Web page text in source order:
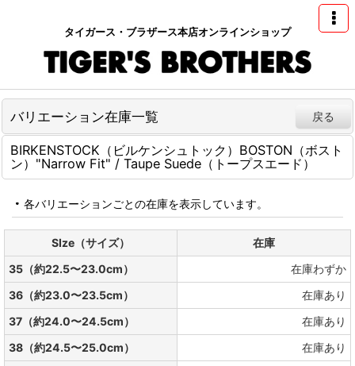
タイガース・ブラザース本店オンラインショップ
バリエーション在庫一覧 戻る
BIRKENSTOCK（ビルケンシュトック）BOSTON（ボスト
ン）"Narrow Fit" / Taupe Suede（トープスエード）
各バリエーションごとの在庫を表示しています。
SIze（サイズ）
在庫
35（約22.5〜23.0cm）
在庫わずか
36（約23.0〜23.5cm）
在庫あり
37（約24.0〜24.5cm）
在庫あり
38（約24.5〜25.0cm）
在庫あり